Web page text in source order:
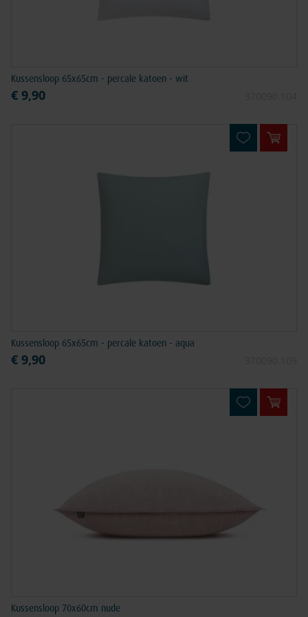
Kussensloop 65x65cm - percale katoen - wit
€ 9,90
In
Kussensloop 65x65cm - percale katoen - aqua
€ 9,90
In
Kussensloop 70x60cm nude